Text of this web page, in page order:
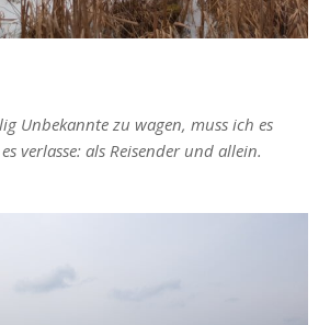
Unbekannte zu wagen, muss ich es
verlasse: als Reisender und allein.